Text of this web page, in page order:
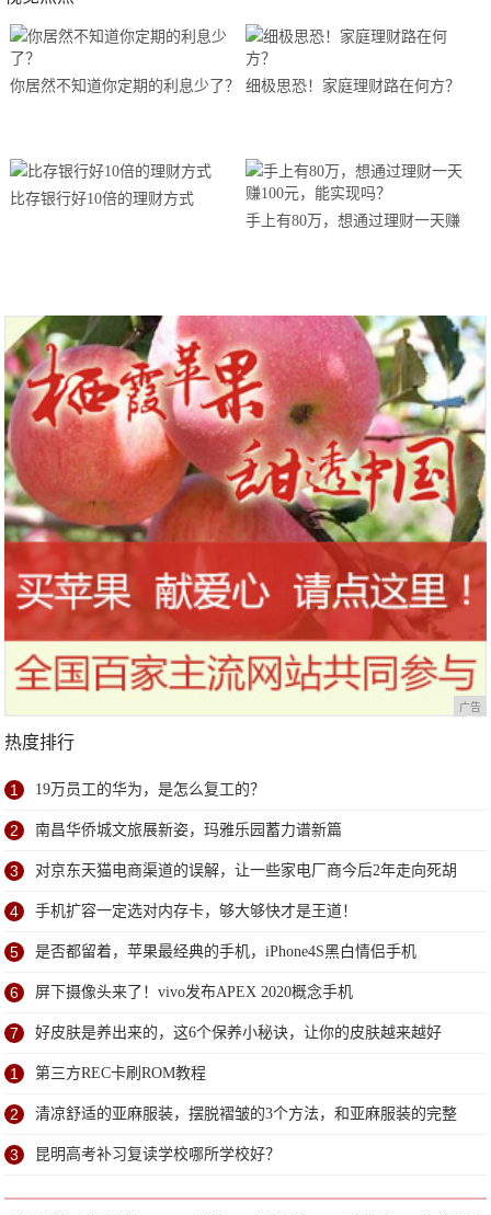
你居然不知道你定期的利息少了？ 细极思恐！家庭理财路在何方？
比存银行好10倍的理财方式
手上有80万，想通过理财一天赚
广告
热度排行
1 19万员工的华为，是怎么复工的？
2 南昌华侨城文旅展新姿，玛雅乐园蓄力谱新篇
3 对京东天猫电商渠道的误解，让一些家电厂商今后2年走向死胡
同
4 手机扩容一定选对内存卡，够大够快才是王道！
5 是否都留着，苹果最经典的手机，iPhone4S黑白情侣手机
6 屏下摄像头来了！vivo发布APEX 2020概念手机
7 好皮肤是养出来的，这6个保养小秘诀，让你的皮肤越来越好
1 第三方REC卡刷ROM教程
2 清凉舒适的亚麻服装，摆脱褶皱的3个方法，和亚麻服装的完整
指南
3 昆明高考补习复读学校哪所学校好？